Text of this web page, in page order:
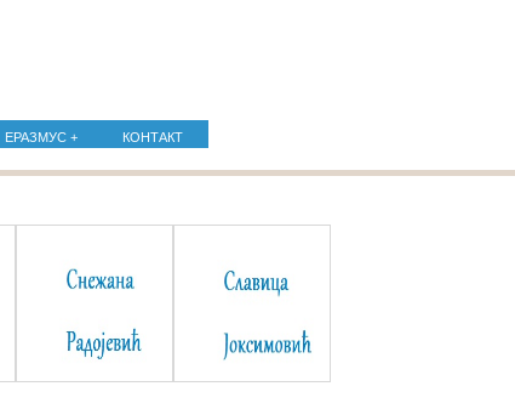
ЕРАЗМУС + КОНТАКТ